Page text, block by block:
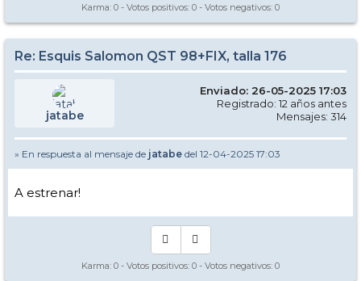
Karma: 0 - Votos positivos: 0 - Votos negativos: 0
Re: Esquis Salomon QST 98+FIX, talla 176
jatabe
Enviado: 26-05-2025 17:03
Registrado: 12 años antes
Mensajes: 314
» En respuesta al mensaje de jatabe del 12-04-2025 17:03
A estrenar!
Karma: 0 - Votos positivos: 0 - Votos negativos: 0